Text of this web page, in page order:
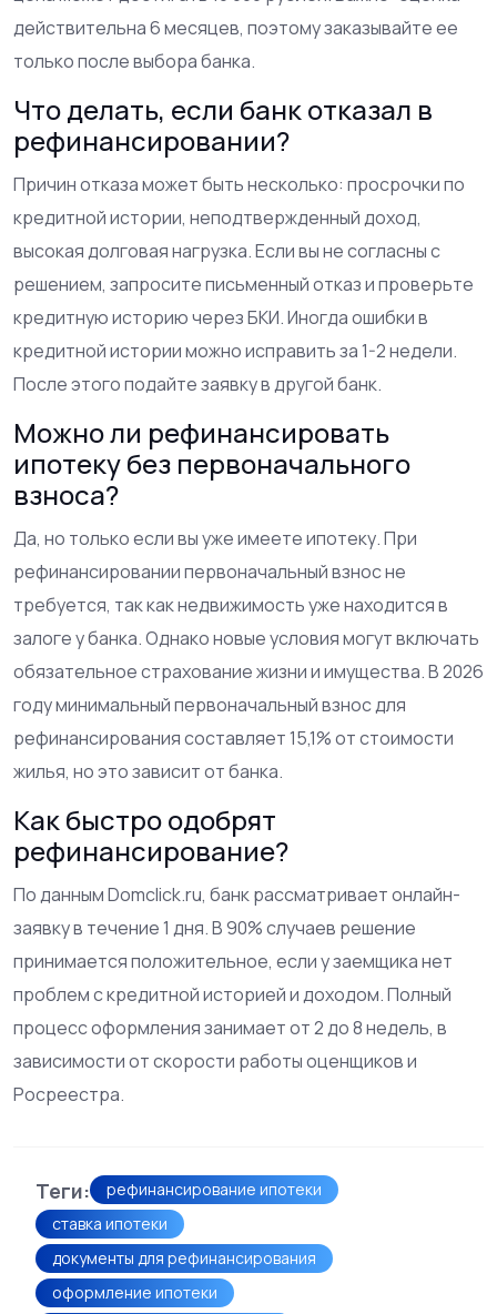
действительна 6 месяцев, поэтому заказывайте ее
только после выбора банка.
Что делать, если банк отказал в
рефинансировании?
Причин отказа может быть несколько: просрочки по
кредитной истории, неподтвержденный доход,
высокая долговая нагрузка. Если вы не согласны с
решением, запросите письменный отказ и проверьте
кредитную историю через БКИ. Иногда ошибки в
кредитной истории можно исправить за 1-2 недели.
После этого подайте заявку в другой банк.
Можно ли рефинансировать
ипотеку без первоначального
взноса?
Да, но только если вы уже имеете ипотеку. При
рефинансировании первоначальный взнос не
требуется, так как недвижимость уже находится в
залоге у банка. Однако новые условия могут включать
обязательное страхование жизни и имущества. В 2026
году минимальный первоначальный взнос для
рефинансирования составляет 15,1% от стоимости
жилья, но это зависит от банка.
Как быстро одобрят
рефинансирование?
По данным Domclick.ru, банк рассматривает онлайн-
заявку в течение 1 дня. В 90% случаев решение
принимается положительное, если у заемщика нет
проблем с кредитной историей и доходом. Полный
процесс оформления занимает от 2 до 8 недель, в
зависимости от скорости работы оценщиков и
Росреестра.
Теги:
рефинансирование ипотеки
ставка ипотеки
документы для рефинансирования
оформление ипотеки